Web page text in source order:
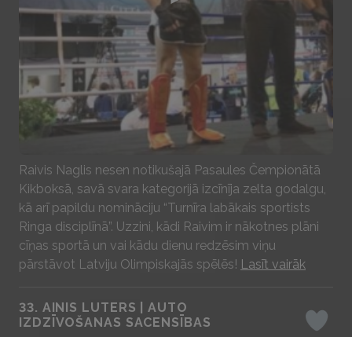
Play
Raivis Naglis nesen notikušajā Pasaules Čempionātā
Kikboksā, savā svara kategorijā izcīnīja zelta godalgu,
kā arī papildu nomināciju “Turnīra labākais sportists
Ringa disciplīnā”. Uzzini, kādi Raivim ir nākotnes plāni
cīņas sportā un vai kādu dienu redzēsim viņu
pārstāvot Latviju Olimpiskajās spēlēs! Lasīt vairāk
33. AINIS LUTERS | AUTO
IZDZĪVOŠANAS SACENSĪBAS